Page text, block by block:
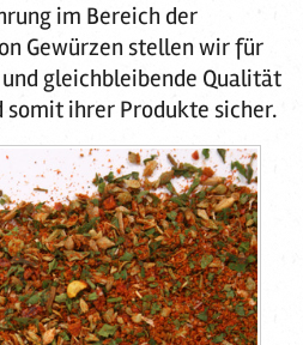
im Bereich der
Gewürzen stellen wir für
gleichbleibende Qualität
somit ihrer Produkte sicher.